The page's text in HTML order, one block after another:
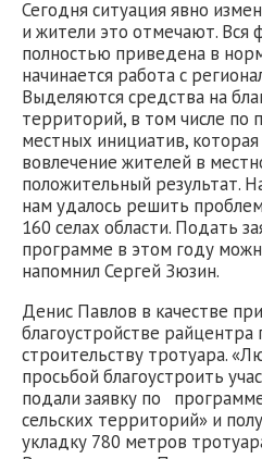
Сегодня ситуация явно
и жители это отмечают. Вся
полностью приведена в
начинается работа с
Выделяются средства на
территорий, в том числе
местных инициатив,
вовлечение жителей в
положительный результат.
нам удалось решить
160 селах области. Подать
программе в этом году
напомнил Сергей Зюзин.
Денис Павлов в качестве
благоустройстве
строительству тротуара.
просьбой благоустроить
подали заявку по
сельских территорий» и
укладку 780 метров